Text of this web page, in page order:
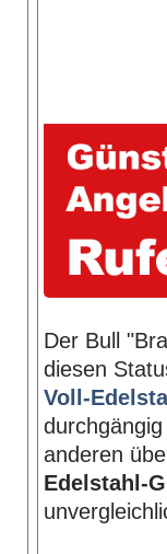
Der Bull
diesen
Voll-
anderen
Edelstahl-